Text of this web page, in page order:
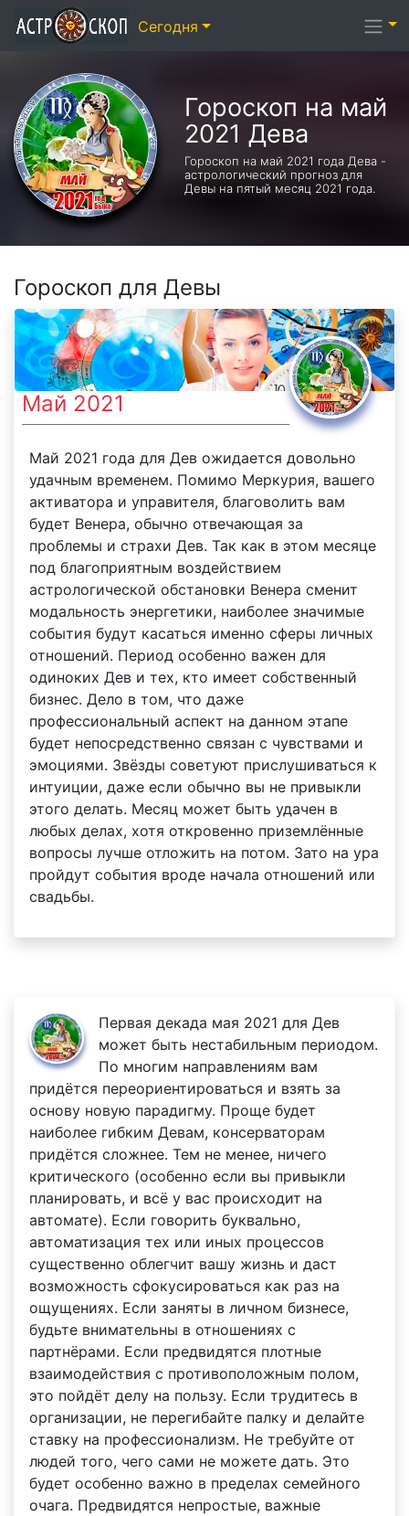
Гороскоп на май
2021 Дева
Гороскоп на май 2021 года Дева -
астрологический прогноз для
Девы на пятый месяц 2021 года.
Гороскоп для Девы
Май 2021
Май 2021 года для Дев ожидается довольно
удачным временем. Помимо Меркурия, вашего
активатора и управителя, благоволить вам
будет Венера, обычно отвечающая за
проблемы и страхи Дев. Так как в этом месяце
под благоприятным воздействием
астрологической обстановки Венера сменит
модальность энергетики, наиболее значимые
события будут касаться именно сферы личных
отношений. Период особенно важен для
одиноких Дев и тех, кто имеет собственный
бизнес. Дело в том, что даже
профессиональный аспект на данном этапе
будет непосредственно связан с чувствами и
эмоциями. Звёзды советуют прислушиваться к
интуиции, даже если обычно вы не привыкли
этого делать. Месяц может быть удачен в
любых делах, хотя откровенно приземлённые
вопросы лучше отложить на потом. Зато на ура
пройдут события вроде начала отношений или
свадьбы.
Первая декада мая 2021 для Дев
может быть нестабильным периодом.
По многим направлениям вам
придётся переориентироваться и взять за
основу новую парадигму. Проще будет
наиболее гибким Девам, консерваторам
придётся сложнее. Тем не менее, ничего
критического (особенно если вы привыкли
планировать, и всё у вас происходит на
автомате). Если говорить буквально,
автоматизация тех или иных процессов
существенно облегчит вашу жизнь и даст
возможность сфокусироваться как раз на
ощущениях. Если заняты в личном бизнесе,
будьте внимательны в отношениях с
партнёрами. Если предвидятся плотные
взаимодействия с противоположным полом,
это пойдёт делу на пользу. Если трудитесь в
организации, не перегибайте палку и делайте
ставку на профессионализм. Не требуйте от
людей того, чего сами не можете дать. Это
будет особенно важно в пределах семейного
очага. Предвидятся непростые, важные
Сегодня